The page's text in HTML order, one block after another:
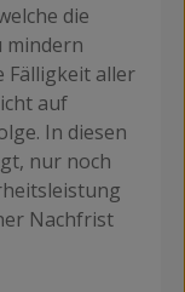
die
mindern
Fälligkeit aller
auf
In diesen
nur noch
Nachfrist